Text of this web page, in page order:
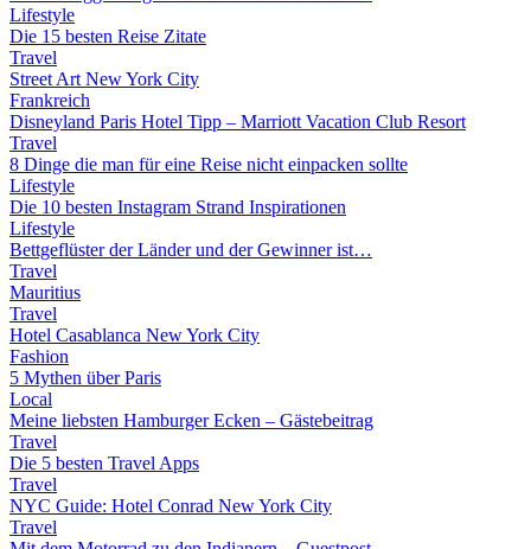
Lifestyle
Die 15 besten Reise Zitate
Travel
Street Art New York City
Frankreich
Disneyland Paris Hotel Tipp – Marriott Vacation Club Resort
Travel
8 Dinge die man für eine Reise nicht einpacken sollte
Lifestyle
Die 10 besten Instagram Strand Inspirationen
Lifestyle
Bettgeflüster der Länder und der Gewinner ist…
Travel
Mauritius
Travel
Hotel Casablanca New York City
Fashion
5 Mythen über Paris
Local
Meine liebsten Hamburger Ecken – Gästebeitrag
Travel
Die 5 besten Travel Apps
Travel
NYC Guide: Hotel Conrad New York City
Travel